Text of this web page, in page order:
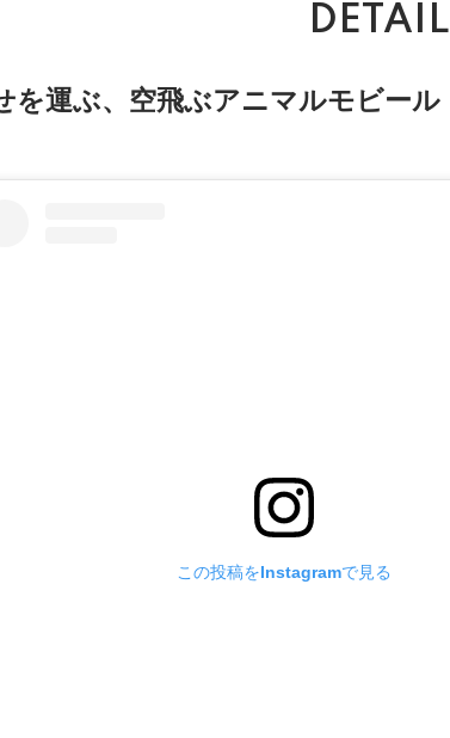
DETAIL
を運ぶ、空飛ぶアニマルモビール
この投稿をInstagramで見る